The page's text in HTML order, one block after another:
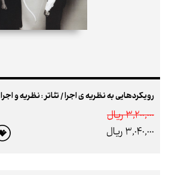
رویکردهایی به نظریه ی اجرا / تئاتر : نظریه و اجرا
3,200,000 ريال
3,040,000 ريال